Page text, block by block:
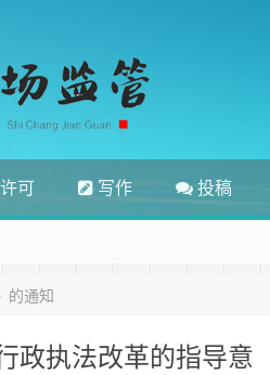
许可 写作 投稿
的通知
政执法改革的指导意